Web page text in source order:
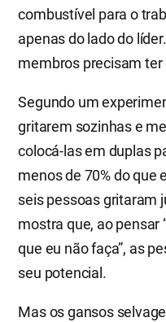
combustível para o
apenas do lado do
membros precisam ter
Segundo um
gritarem sozinhas e
colocá-las em duplas
menos de 70% do que
seis pessoas gritaram
mostra que, ao pensar
que eu não faça”, as
seu potencial.
Mas os gansos